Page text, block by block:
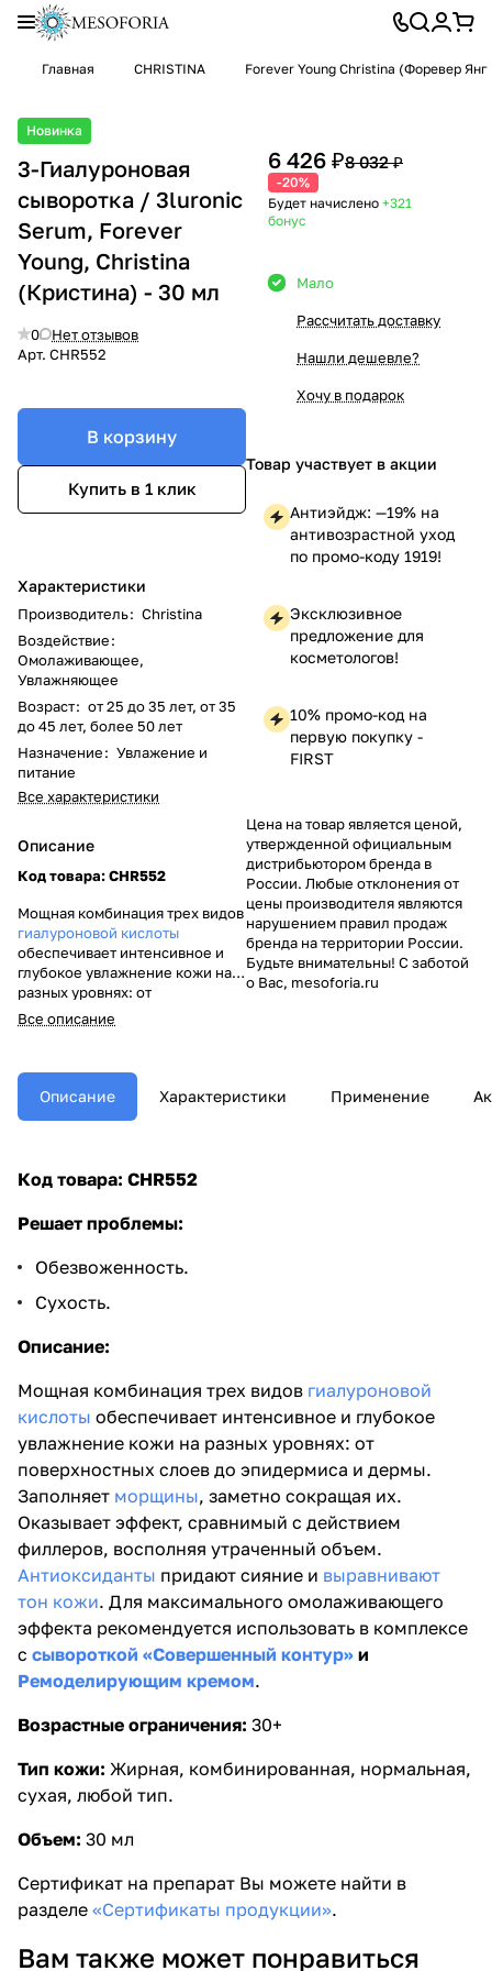
Главная CHRISTINA Forever Young Christina (Форевер
Новинка
3-Гиалуроновая
сыворотка / 3luronic
Serum, Forever
Young, Christina
(Кристина) - 30 мл
0
Нет отзывов
Арт. CHR552
В корзину
Купить в 1 клик
Характеристики
Производитель: Christina
Воздействие:
Омолаживающее,
Увлажняющее
Возраст: от 25 до 35 лет, от 35
до 45 лет, более 50 лет
Назначение: Увлажение и
питание
Все характеристики
Описание
Код товара: CHR552
Мощная комбинация трех видов
гиалуроновой кислоты
обеспечивает интенсивное и
глубокое увлажнение кожи на
разных уровнях: от
поверхностных слоев до
эпидермиса и дермы.
сокращая их. Оказывает
эффект, сравнимый с действием
и выравнивают тон кожи. Для
максимального
рекомендуется использовать в
«Совершенный контур»
Все описание
6 426 ₽8 032 ₽
-20%
Будет начислено +321
бонус
Мало
Рассчитать доставку
Нашли дешевле?
Хочу в подарок
Товар участвует в акции
Антиэйдж: —19% на
антивозрастной уход
по промо-коду 1919!
Эксклюзивное
предложение для
косметологов!
10% промо-код на
первую покупку -
FIRST
Цена на товар является ценой,
утвержденной официальным
дистрибьютором бренда в
России. Любые отклонения от
цены производителя являются
нарушением правил продаж
бренда на территории России.
Будьте внимательны! С заботой
о Вас, mesoforia.ru
Описание Характеристики Применение
Код товара: CHR552
Решает проблемы:
Обезвоженность.
Сухость.
Описание:
Мощная комбинация трех видов гиалуроновой
кислоты обеспечивает интенсивное и глубокое
увлажнение кожи на разных уровнях: от
поверхностных слоев до эпидермиса и дермы.
Заполняет морщины, заметно сокращая их.
Оказывает эффект, сравнимый с действием
филлеров, восполняя утраченный объем.
Антиоксиданты придают сияние и выравнивают
тон кожи. Для максимального омолаживающего
эффекта рекомендуется использовать в комплексе
с сывороткой «Совершенный контур» и
Ремоделирующим кремом.
Возрастные ограничения: 30+
Тип кожи: Жирная, комбинированная, нормальная,
сухая, любой тип.
Объем: 30 мл
Сертификат на препарат Вы можете найти в
разделе «Сертификаты продукции».
Вам также может понравиться